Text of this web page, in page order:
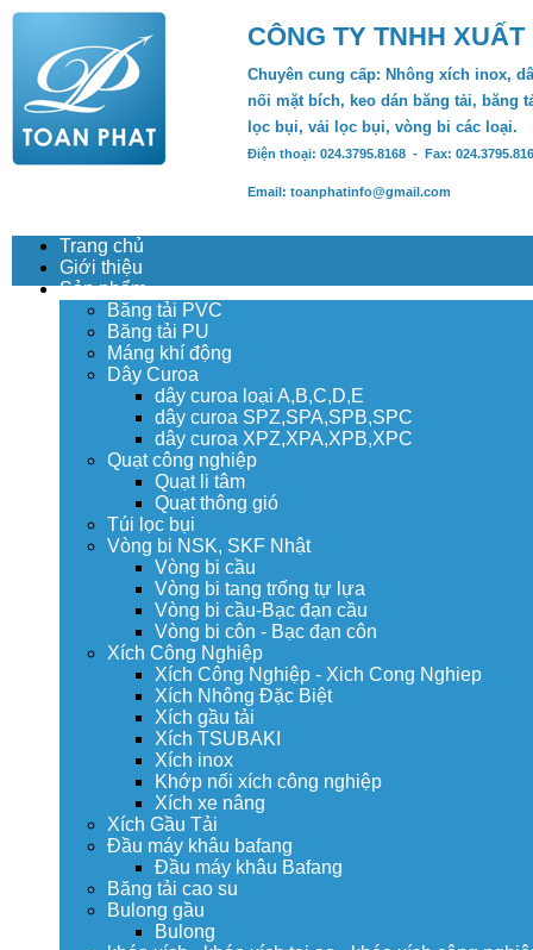
CÔNG TY TNHH
Chuyên cung cấp: Nhông xích inox,
nối mặt bích, keo dán băng tải, băng
lọc bụi, vải lọc bụi, vòng bi các loại.
Điện thoại: 024.3795.8168 - Fax:
Email: toanphatinfo@gmail.com
Trang chủ
Giới thiệu
Sản phẩm
Băng tải PVC
Băng tải PU
Máng khí động
Dây Curoa
dây curoa loại A,B,C,D,E
dây curoa SPZ,SPA,SPB,SPC
dây curoa XPZ,XPA,XPB,XPC
Quạt công nghiệp
Quạt li tâm
Quạt thông gió
Túi lọc bụi
Vòng bi NSK, SKF Nhật
Vòng bi cầu
Vòng bi tang trống tự lựa
Vòng bi cầu-Bạc đạn cầu
Vòng bi côn - Bạc đạn côn
Xích Công Nghiệp
Xích Công Nghiệp - Xich Cong Nghiep
Xích Nhông Đặc Biệt
Xích gầu tải
Xích TSUBAKI
Xích inox
Khớp nối xích công nghiệp
Xích xe nâng
Xích Gầu Tải
Đầu máy khâu bafang
Đầu máy khâu Bafang
Băng tải cao su
Bulong gầu
Bulong